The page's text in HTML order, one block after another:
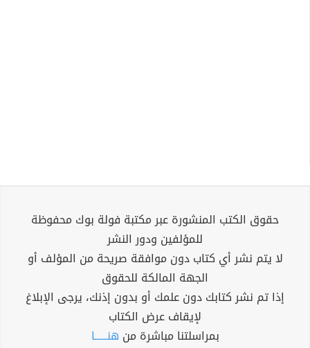
حقوق الكتب المنشورة عبر مكتبة فولة بوك محفوظة
للمؤلفين ودور النشر
لا يتم نشر أي كتاب دون موافقة صريحة من المؤلف أو
الجهة المالكة للحقوق
إذا تم نشر كتابك دون علمك أو بدون إذنك، يرجى الإبلاغ
لإيقاف عرض الكتاب
بمراسلتنا مباشرة من هنــــــا